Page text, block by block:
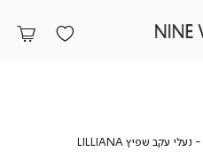
נעלינעלי עקב שפיץ LILLIANA
נעלי